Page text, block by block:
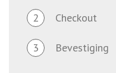
2 Checkout
3 Bevestiging